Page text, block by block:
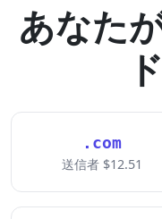
あなた
.com
送信者 $12.51